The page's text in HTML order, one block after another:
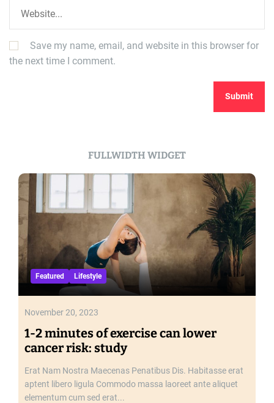
Save my name, email, and website in this browser for
the next time I comment.
FULLWIDTH WIDGET
Featured Lifestyle
November 20, 2023
1-2 minutes of exercise can lower
cancer risk: study
Erat Nam Nostra Maecenas Penatibus Dis. Habitasse erat
aptent libero ligula Commodo massa laoreet ante aliquet
elementum cum sed erat...